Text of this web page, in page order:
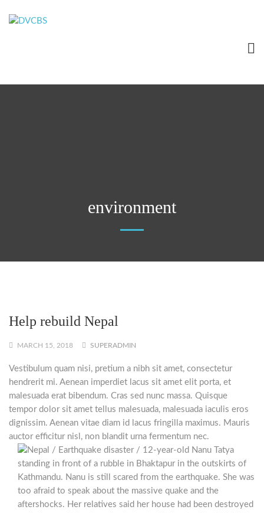
environment
Help rebuild Nepal
MARCH 15, 2018 SUPERADMIN
Vestibulum quam nisi, pretium a nibh sit amet, consectetur
hendrerit mi. Aenean imperdiet lacus sit amet elit porta, et
malesuada erat bibendum. Cras sed nunc massa. Quisque
tempor dolor sit amet tellus malesuada, malesuada iaculis eros
dignissim. Aenean vitae diam id lacus fringilla maximus. Mauris
auctor efficitur nisl, non blandit urna fermentum nec.